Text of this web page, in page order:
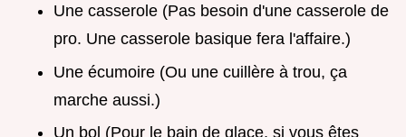
Une casserole (Pas besoin d'une casserole de
pro. Une casserole basique fera l'affaire.)
Une écumoire (Ou une cuillère à trou, ça
marche aussi.)
Un bol (Pour le bain de glace, si vous êtes